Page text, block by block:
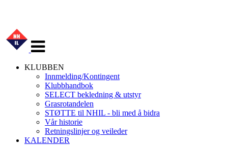
navigasjon
KLUBBEN
Innmelding/Kontingent
Klubbhandbok
SELECT bekledning & utstyr
Grasrotandelen
STØTTE til NHIL - bli med å bidra
Vår historie
Retningslinjer og veileder
KALENDER